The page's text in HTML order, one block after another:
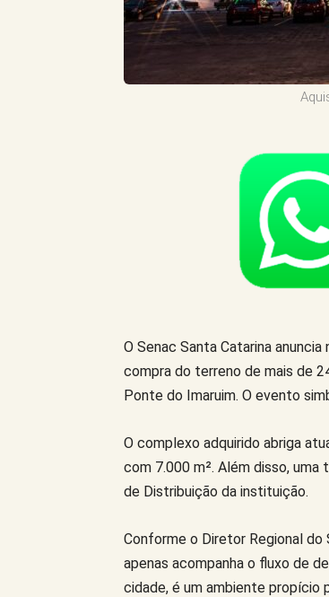
O Senac Santa Catarina
compra do terreno de mais de
Ponte do Imaruim. O evento
O complexo adquirido abriga
com 7.000 m². Além disso,
de Distribuição da instituição.
Conforme o Diretor Regional do
apenas acompanha o fluxo de
cidade, é um ambiente propício